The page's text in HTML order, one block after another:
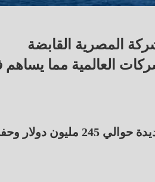
المصرية القابضة
عدد من الشركات العالمية مما
ووفق بيان من الوزارة اليوم الأربعاء، من المتوقع أن يتم ضخ استثمارات جديدة حوالي 245 مليون